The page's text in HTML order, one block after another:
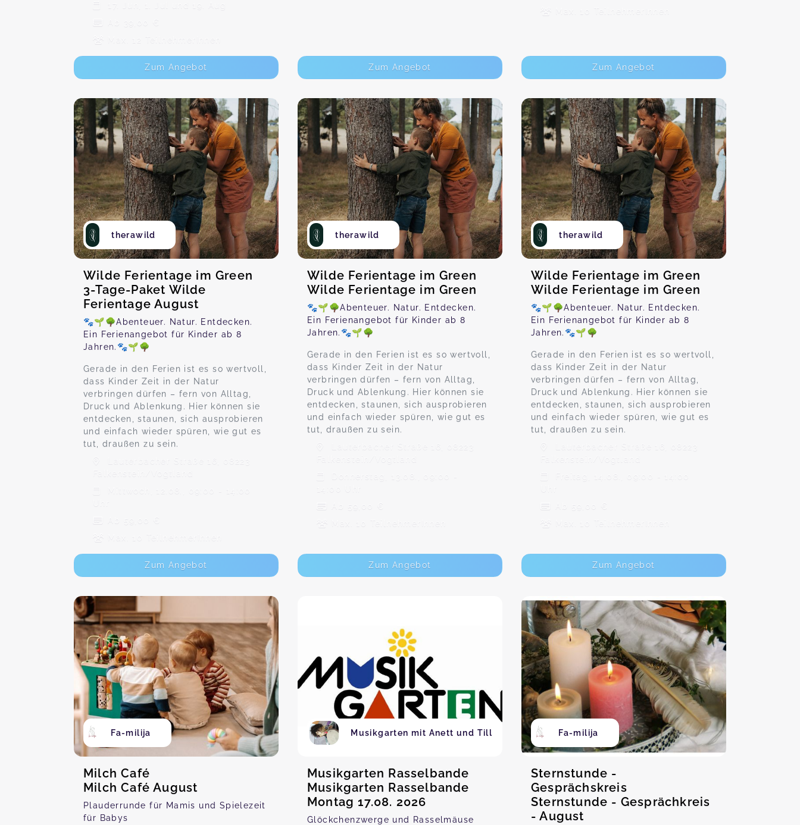
17. Jun, 1. Jul und 19. Aug
Ab 39,00 €
Max. 12 TeilnehmerInnen
Zum Angebot Zum Angebot
Max. 10 TeilnehmerInnen
Zum Angebot
therawild
Wilde Ferientage im Green
3-Tage-Paket Wilde
Ferientage August
🐾🌱🌳Abenteuer. Natur. Entdecken.
Ein Ferienangebot für Kinder ab 8
Jahren.🐾🌱🌳
Gerade in den Ferien ist es so wertvoll,
dass Kinder Zeit in der Natur
verbringen dürfen – fern von Alltag,
Druck und Ablenkung. Hier können sie
entdecken, staunen, sich ausprobieren
und einfach wieder spüren, wie gut es
tut, draußen zu sein.
Lauterbacher Straße 16, 08223
Falkenstein/Vogtland
Mittwoch, 12.08., 09:00 - 14:00
Ab 59,00 €
Max. 10 TeilnehmerInnen
Zum Angebot
therawild
Wilde Ferientage im Green
Wilde Ferientage im Green
🐾🌱🌳Abenteuer. Natur. Entdecken.
Ein Ferienangebot für Kinder ab 8
Jahren.🐾🌱🌳
Gerade in den Ferien ist es so wertvoll,
dass Kinder Zeit in der Natur
verbringen dürfen – fern von Alltag,
Druck und Ablenkung. Hier können sie
entdecken, staunen, sich ausprobieren
und einfach wieder spüren, wie gut es
tut, draußen zu sein.
Lauterbacher Straße 16, 08223
Falkenstein/Vogtland
Donnerstag, 13.08., 09:00 -
14:00 Uhr
Ab 59,00 €
Max. 10 TeilnehmerInnen
Zum Angebot
therawild
Wilde Ferientage im Green
Wilde Ferientage im Green
🐾🌱🌳Abenteuer. Natur. Entdecken.
Ein Ferienangebot für Kinder ab 8
Jahren.🐾🌱🌳
Gerade in den Ferien ist es so wertvoll,
dass Kinder Zeit in der Natur
verbringen dürfen – fern von Alltag,
Druck und Ablenkung. Hier können sie
entdecken, staunen, sich ausprobieren
und einfach wieder spüren, wie gut es
tut, draußen zu sein.
Lauterbacher Straße 16, 08223
Falkenstein/Vogtland
Freitag, 14.08., 09:00 - 14:00
Ab 59,00 €
Max. 10 TeilnehmerInnen
Zum Angebot
Fa-milija
Milch Café
Milch Café August
Plauderrunde für Mamis und Spielezeit
für Babys
Musikgarten mit Anett und Till
Musikgarten Rasselbande
Musikgarten Rasselbande
Montag 17.08. 2026
Glöckchenzwerge und Rasselmäuse
Fa-milija
Sternstunde -
Gesprächskreis
Sternstunde - Gesprächkreis
- August